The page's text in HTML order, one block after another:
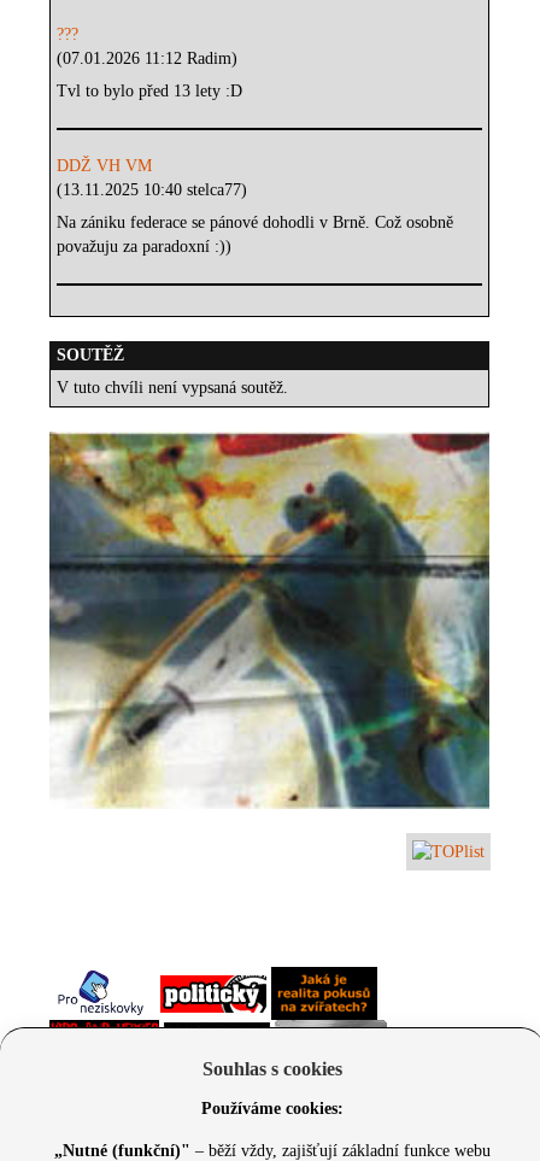
???
(07.01.2026 11:12 Radim)
Tvl to bylo před 13 lety :D
DDŽ VH VM
(13.11.2025 10:40 stelca77)
Na zániku federace se pánové dohodli v Brně. Což osobně
považuju za paradoxní :))
SOUTĚŽ
V tuto chvíli není vypsaná soutěž.
Souhlas s cookies
Používáme cookies:
„Nutné (funkční)" – běží vždy, zajišťují základní funkce webu